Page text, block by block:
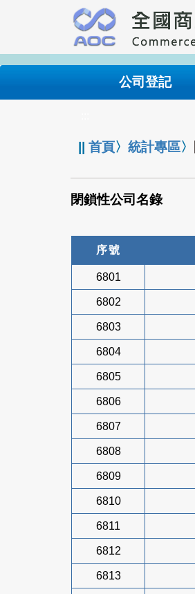
要
內
公司登記
||首頁〉統計專區〉
閉鎖性公司名錄
序號
6801
6802
6803
6804
6805
6806
6807
6808
6809
6810
6811
6812
6813